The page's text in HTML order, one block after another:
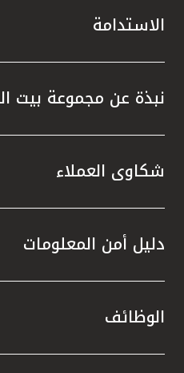
الاستدامة
نبذة عن مجموعة بيت
شكاوى العملاء
دليل أمن المعلومات
الوظائف